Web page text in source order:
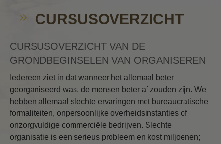
CURSUSOVERZICHT
CURSUSOVERZICHT VAN DE
GRONDBEGINSELEN VAN ORGANISEREN
Iedereen ziet in dat wanneer het allemaal beter
georganiseerd was, de mensen beter af zouden zijn. We
hebben allemaal slechte ervaringen met bureaucratische
formaliteiten, onpersoonlijke overheidsinstanties of
onzorgvuldige commerciële bedrijven. Slechte
organisatie is een serieus probleem en kost miljoenen;